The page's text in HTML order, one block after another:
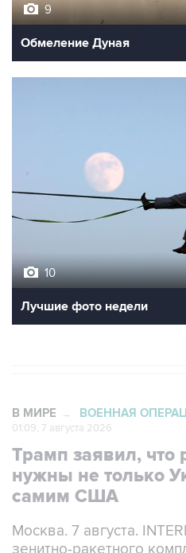
Обмеление Дуная
Лучшие фото недели
Трамп заявил, что
нужны не только
самим США
Москва. 7 августа.
только Украине, но и